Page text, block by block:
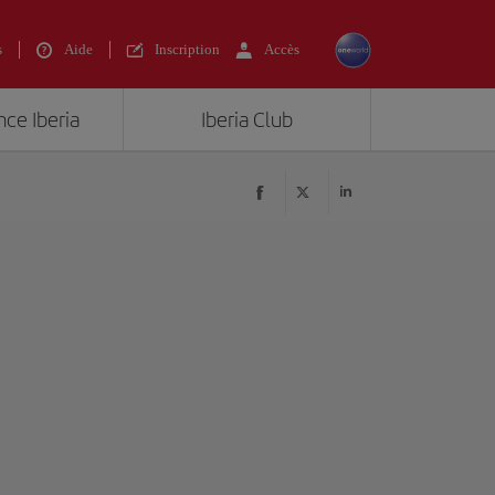
Aide Inscription Accès
Iberia Iberia Club